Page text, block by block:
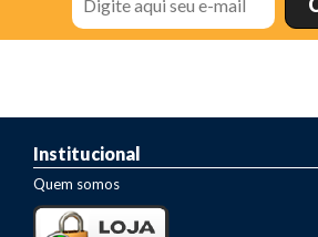
Institucional
Quem somos